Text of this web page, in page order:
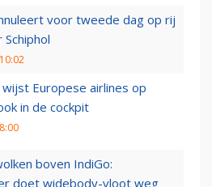
voor tweede dag op rij
Schiphol
wijst Europese airlines op
in de cockpit
boven IndiGo:
doet widebody-vloot weg